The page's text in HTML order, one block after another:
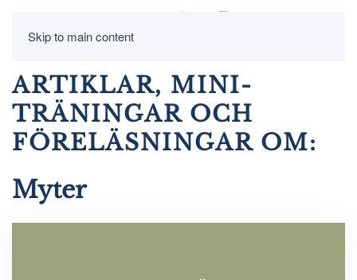
Skip to main content
ARTIKLAR, MINI-
TRÄNINGAR OCH
FÖRELÄSNINGAR OM:
Myter